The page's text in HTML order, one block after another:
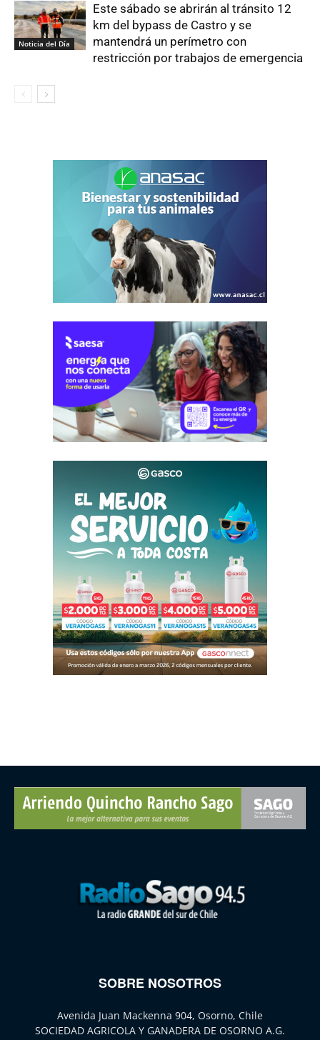
Noticia del Día
Este sábado se abrirán al tránsito 12
km del bypass de Castro y se
mantendrá un perímetro con
restricción por trabajos de emergencia
SOBRE NOSOTROS
Avenida Juan Mackenna 904, Osorno, Chile
SOCIEDAD AGRICOLA Y GANADERA DE OSORNO A.G.